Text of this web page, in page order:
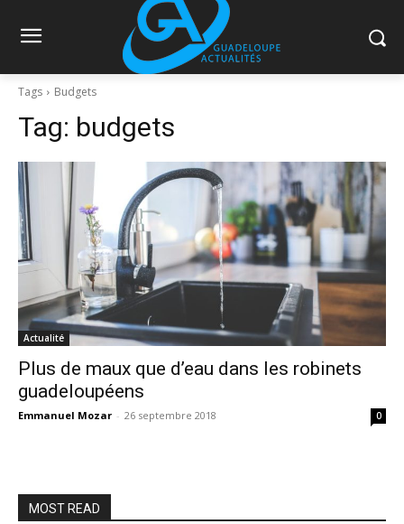
Tags Budgets
Tag: budgets
Actualité
Plus de maux que d’eau dans les robinets
guadeloupéens
Emmanuel Mozar - 26 septembre 2018 0
MOST READ